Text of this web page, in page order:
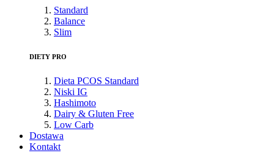
Standard
Balance
Slim
DIETY PRO
Dieta PCOS Standard
Niski IG
Hashimoto
Dairy & Gluten Free
Low Carb
Dostawa
Kontakt